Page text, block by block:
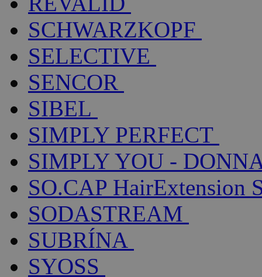
SCHWARZKOPF
SELECTIVE
SENCOR
SIBEL
SIMPLY PERFECT
SIMPLY YOU -
SO.CAP HairExtension
SODASTREAM
SUBRÍNA
SYOSS